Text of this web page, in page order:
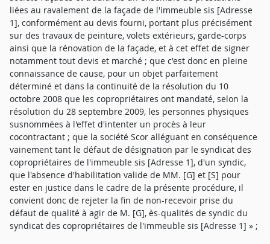
liées au ravalement de la façade de l'immeuble sis [Adresse
1], conformément au devis fourni, portant plus précisément
sur des travaux de peinture, volets extérieurs, garde-corps
ainsi que la rénovation de la façade, et à cet effet de signer
notamment tout devis et marché ; que c'est donc en pleine
connaissance de cause, pour un objet parfaitement
déterminé et dans la continuité de la résolution du 10
octobre 2008 que les copropriétaires ont mandaté, selon la
résolution du 28 septembre 2009, les personnes physiques
susnommées à l'effet d'intenter un procès à leur
cocontractant ; que la société Scor alléguant en conséquence
vainement tant le défaut de désignation par le syndicat des
copropriétaires de l'immeuble sis [Adresse 1], d'un syndic,
que l'absence d'habilitation valide de MM. [G] et [S] pour
ester en justice dans le cadre de la présente procédure, il
convient donc de rejeter la fin de non-recevoir prise du
défaut de qualité à agir de M. [G], ès-qualités de syndic du
syndicat des copropriétaires de l'immeuble sis [Adresse 1] » ;